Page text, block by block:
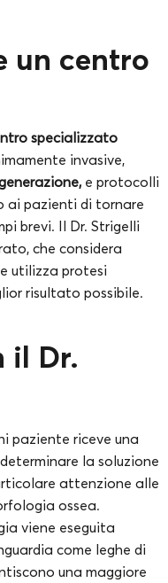
un centro
specializzato
invasive,
e protocolli
ai pazienti di tornare
brevi. Il Dr. Strigelli
che considera
utilizza protesi
risultato possibile.
il Dr.
paziente riceve una
la soluzione
attenzione alle
ossea.
viene eseguita
come leghe di
una maggiore